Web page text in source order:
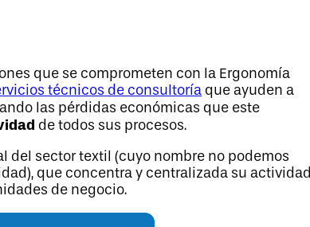
que se comprometen con la Ergonomía
técnicos de consultoría que ayuden a
las pérdidas económicas que este
de todos sus procesos.
del sector textil (cuyo nombre no podemos
que concentra y centralizada su actividad
de negocio.